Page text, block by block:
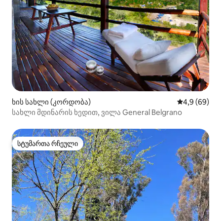
ხის სახლი (კორდობა) საშუალო
4,9 (69)
სახლი მდინარის ხედით, ვილა General Belgrano
სტუმართა რჩეული
სტუმართა რჩეული